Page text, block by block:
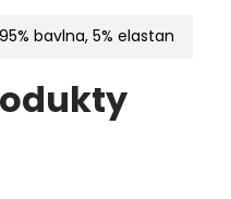
95% bavlna, 5% elastan